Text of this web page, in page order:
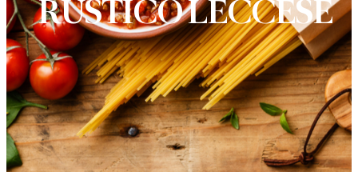
I più cercati
Ultime ricerche
RUSTICO LECCESE